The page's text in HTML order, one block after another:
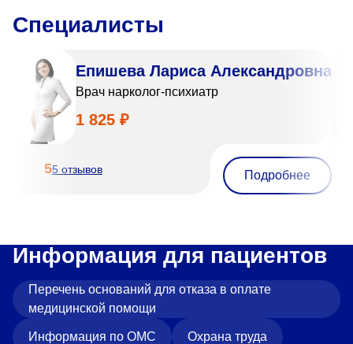
Специалисты
Епишева Лариса Александровна
Врач нарколог-психиатр
1 825 ₽
55 отзывов Подробнее
Информация для пациентов
Перечень оснований для отказа в оплате
медицинской помощи
Информация по ОМС Охрана труда